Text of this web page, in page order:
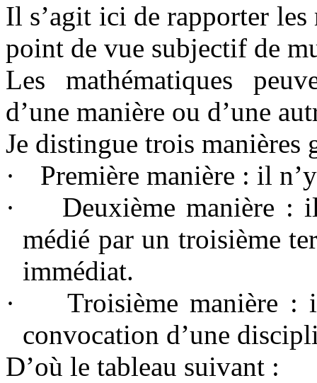
Il s’agit ici de rapporter les
point de vue subjectif de
Les mathématiques
d’une manière ou d’une
Je distingue trois manières
·
Première manière : il
·
Deuxième manière :
médié par un troisième
immédiat.
·
Troisième manière :
convocation d’une
D’où le tableau suivant :